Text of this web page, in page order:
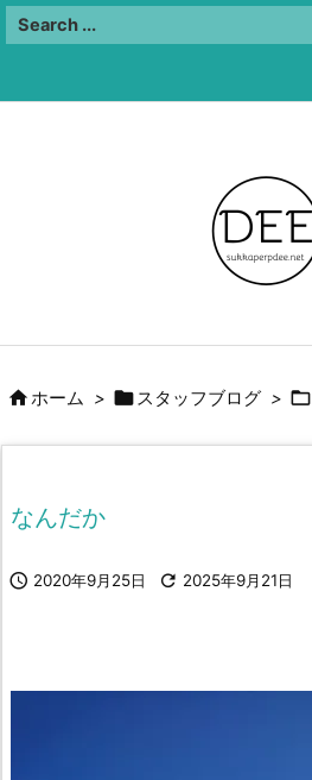
ホーム > スタッフブログ > 
なんだか
 2020年9月25日  2025年9月21日